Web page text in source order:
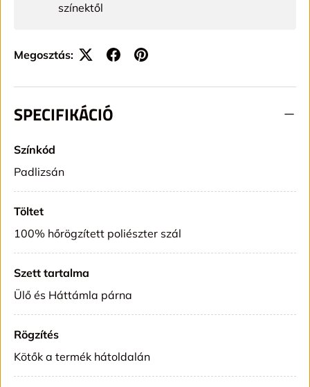
színektől
Megosztás:
SPECIFIKÁCIÓ
Színkód
Padlizsán
Töltet
100% hőrögzített poliészter szál
Szett tartalma
Ülő és Háttámla párna
Rögzítés
Kötők a termék hátoldalán